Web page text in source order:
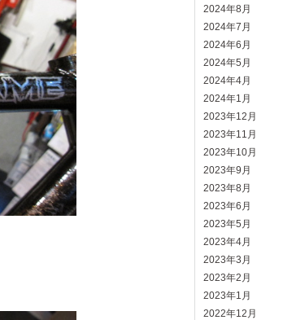
2024年8月
2024年7月
2024年6月
2024年5月
2024年4月
2024年1月
2023年12月
2023年11月
2023年10月
2023年9月
2023年8月
2023年6月
2023年5月
2023年4月
2023年3月
2023年2月
2023年1月
2022年12月